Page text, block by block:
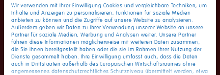
Wir verwenden mit Ihrer Einwilligung Cookies und vergleichbare Techniken, um
Inhalte und Anzeigen zu personalisieren, Funktionen für soziale Medien
anbieten zu können und die Zugriffe auf unsere Website zu analysieren.
Außerdem geben wir Daten zu Ihrer Verwendung unserer Website an unsere
Partner für soziale Medien, Werbung und Analysen weiter. Unsere Partner
führen diese Informationen möglicherweise mit weiteren Daten zusammen,
die Sie ihnen bereitgestellt haben oder die sie im Rahmen Ihrer Nutzung der
Dienste gesammelt haben. Ihre Einwilligung umfasst auch, dass die Daten
auch in Drittstaaten außerhalb des Europäischen Wirtschaftsraumes ohne
angemessenes datenschutzrechtliches Schutzniveau übermittelt werden, etwa